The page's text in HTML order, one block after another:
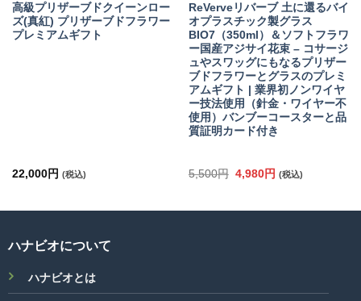
高級プリザーブドクイーンロー
ズ(真紅) プリザーブドフラワー
プレミアムギフト
22,000円 (税込)
ReVerveリバーブ 土に還るバイ
オプラスチック製グラス
BIO7（350ml）＆ソフトフラワ
ー国産アジサイ花束 – コサージ
ュやスワッグにもなるプリザー
ブドフラワーとグラスのプレミ
アムギフト | 業界初ノンワイヤ
ー技法使用（針金・ワイヤー不
使用）バンブーコースターと品
質証明カード付き
5,500円 元
4,980円 現
(税込)
ハナビオについて
ハナビオとは